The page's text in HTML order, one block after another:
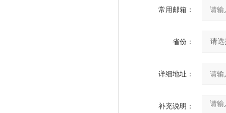
常用邮箱：
省份：
详细地址：
补充说明：